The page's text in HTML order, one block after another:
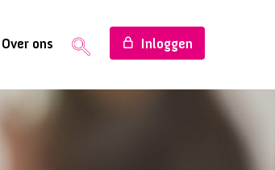
Over ons Inloggen